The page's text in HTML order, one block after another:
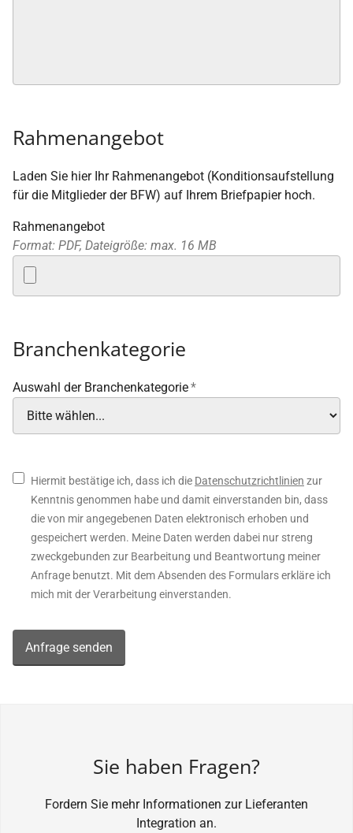
Rahmenangebot
Laden Sie hier Ihr Rahmenangebot (Konditionsaufstellung
für die Mitglieder der BFW) auf Ihrem Briefpapier hoch.
Rahmenangebot
Format: PDF, Dateigröße: max. 16 MB
Branchenkategorie
Auswahl der Branchenkategorie*
Hiermit bestätige ich, dass ich die Datenschutzrichtlinien zur
Kenntnis genommen habe und damit einverstanden bin, dass
die von mir angegebenen Daten elektronisch erhoben und
gespeichert werden. Meine Daten werden dabei nur streng
zweckgebunden zur Bearbeitung und Beantwortung meiner
Anfrage benutzt. Mit dem Absenden des Formulars erkläre ich
mich mit der Verarbeitung einverstanden.
Anfrage senden
Sie haben Fragen?
Fordern Sie mehr Informationen zur Lieferanten
Integration an.